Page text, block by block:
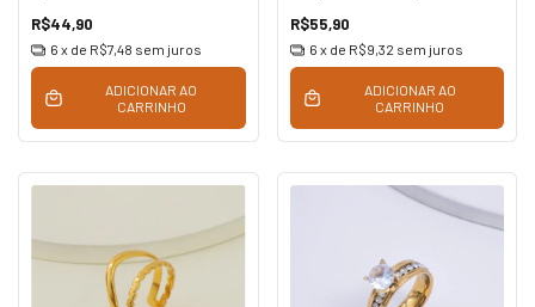
R$44,90
6 x de R$7,48 sem juros
ADICIONAR AO
CARRINHO
R$55,90
6 x de R$9,32 sem juros
ADICIONAR AO
CARRINHO